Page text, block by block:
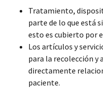
Tratamiento,
parte de lo que está
esto es cubierto por
Los artículos y
para la recolección y
directamente
paciente.